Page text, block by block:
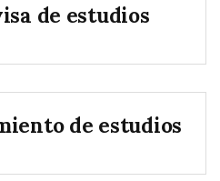
de estudios
de estudios